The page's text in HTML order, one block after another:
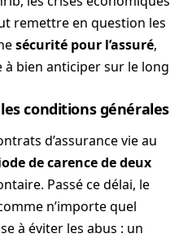
remettre en question les
sécurité pour l’assuré,
bien anticiper sur le long
conditions générales
d’assurance vie au
de carence de deux
Passé ce délai, le
n’importe quel
à éviter les abus : un